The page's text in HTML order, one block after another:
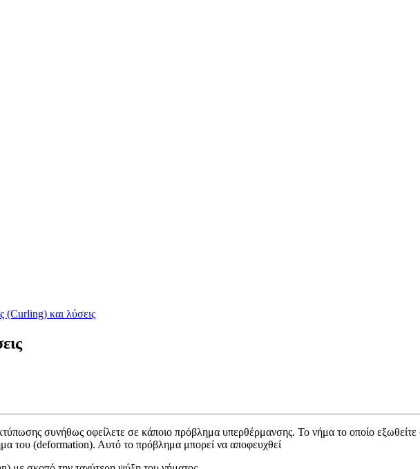
(Curling) και λύσεις
συνήθως οφείλετε σε κάποιο πρόβλημα υπερθέρμανσης. Το νήμα το οποίο
του (deformation). Αυτό το πρόβλημα μπορεί να αποφευχθεί